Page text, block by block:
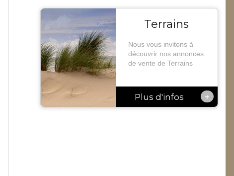
Terrains
Nous vous invitons à
découvrir nos annonces
de vente de Terrains
Plus d'infos +